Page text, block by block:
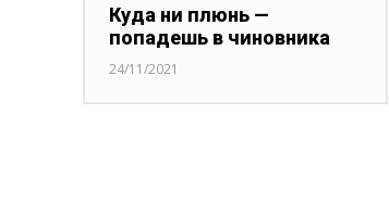
Куда ни плюнь —
попадешь в чиновника
24/11/2021